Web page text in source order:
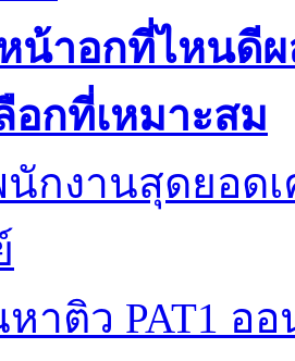
น้าอกที่ไหนดี
อกที่เหมาะสม
กงานสุดยอด
าติว PAT1 อ